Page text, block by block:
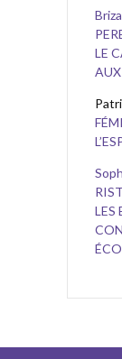
LE
LES